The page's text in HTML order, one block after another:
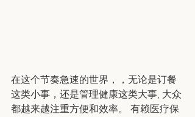
在这个节奏急速的世界，，无论是订餐
这类小事，还是管理健康这类大事, 大众
都越来越注重方便和效率。 有赖医疗保